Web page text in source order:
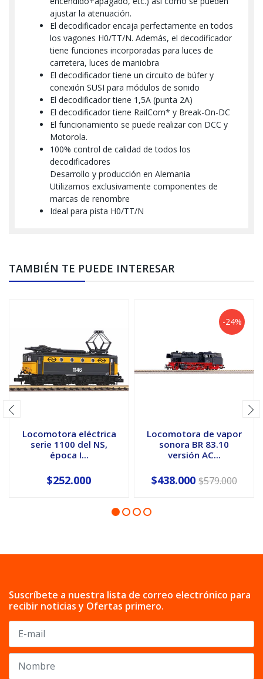
ajustar la atenuación.
El decodificador encaja perfectamente en todos
los vagones H0/TT/N. Además, el decodificador
tiene funciones incorporadas para luces de
carretera, luces de maniobra
El decodificador tiene un circuito de búfer y
conexión SUSI para módulos de sonido
El decodificador tiene 1,5A (punta 2A)
El decodificador tiene RailCom* y Break-On-DC
El funcionamiento se puede realizar con DCC y
Motorola.
100% control de calidad de todos los
decodificadores
Desarrollo y producción en Alemania
Utilizamos exclusivamente componentes de
marcas de renombre
Ideal para pista H0/TT/N
TAMBIÉN TE PUEDE INTERESAR
Locomotora eléctrica
serie 1100 del NS,
época I...
$252.000
-24%
Locomotora de vapor
sonora BR 83.10
versión AC...
$438.000 $579.000
Suscríbete a nuestra lista de correo electrónico para
recibir noticias y Ofertas primero.